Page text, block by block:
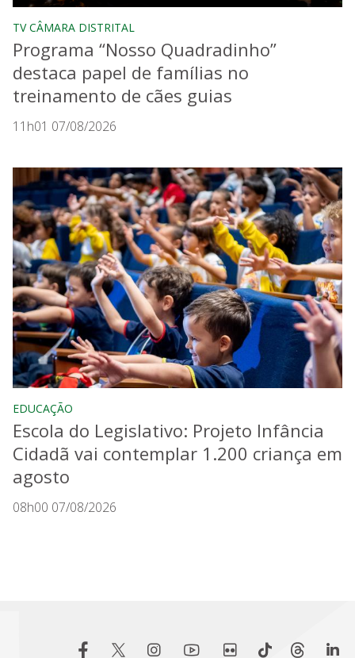
TV CÂMARA DISTRITAL
Programa “Nosso Quadradinho”
destaca papel de famílias no
treinamento de cães guias
11h01 07/08/2026
EDUCAÇÃO
Escola do Legislativo: Projeto Infância
Cidadã vai contemplar 1.200 criança em
agosto
08h00 07/08/2026